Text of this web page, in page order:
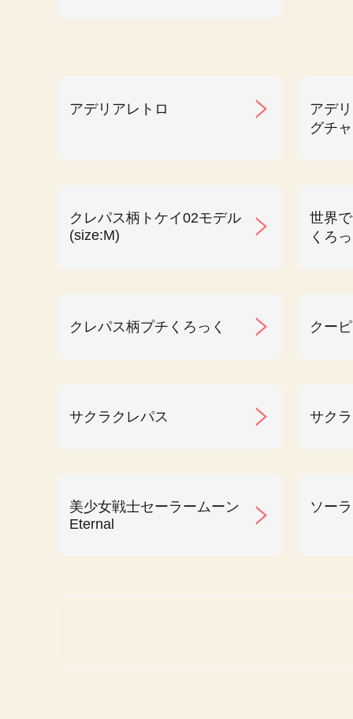
アデリアレトロ
アデ
グチ
クレパス柄トケイ02モデル
(size:M)
世界
くろ
クレパス柄プチくろっく クー
サクラクレパス サク
美少女戦士セーラームーン
Eternal
ソー